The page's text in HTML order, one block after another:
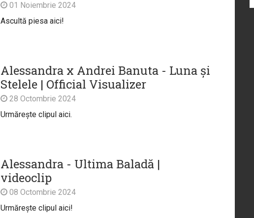
01 Noiembrie 2024
Ascultă piesa aici!
Alessandra x Andrei Banuta - Luna și
Stelele | Official Visualizer
28 Octombrie 2024
Urmărește clipul aici.
Alessandra - Ultima Baladă |
videoclip
08 Octombrie 2024
Urmărește clipul aici!